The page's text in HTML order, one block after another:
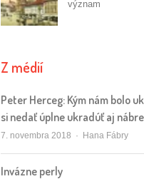
význam
Z médií
Peter Herceg: Kým nám bolo
si nedať úplne ukradúť aj
7. novembra 2018 Autor/ka
Hana Fábry
Invázne perly